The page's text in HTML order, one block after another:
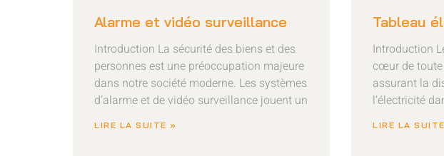
Alarme et vidéo surveillance
Introduction La sécurité des biens et des
personnes est une préoccupation majeure
dans notre société moderne. Les systèmes
d’alarme et de vidéo surveillance jouent un
LIRE LA SUITE »
Tableau
Introduction
cœur de
assurant la
l’électricité
LIRE LA